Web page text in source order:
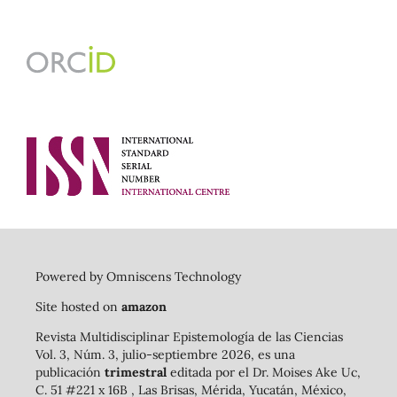
Powered by Omniscens Technology
Site hosted on amazon
Revista Multidisciplinar Epistemología de las Ciencias
Vol. 3, Núm. 3, julio-septiembre 2026, es una
publicación trimestraleditada por el Dr. Moises Ake Uc,
C. 51 #221 x 16B , Las Brisas, Mérida, Yucatán, México,